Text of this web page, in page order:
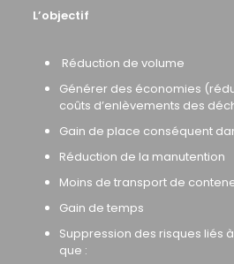
L’objectif
Réduction de volume
Générer des économies
coûts d’enlèvements des
Gain de place conséquent
Réduction de la manutention
Moins de transport de
Gain de temps
Suppression des risques liés
que :